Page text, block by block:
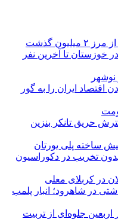
گذشت
خوزستان تا آخرین نفر
ایران را به گور
حریق تانکر بنزین
ساخته پلی یورتان
تخریب در دکوراسیون
در کربلای معلی
در شاهرود؛ انبار پلمب
جلوه‌ای از تربیت